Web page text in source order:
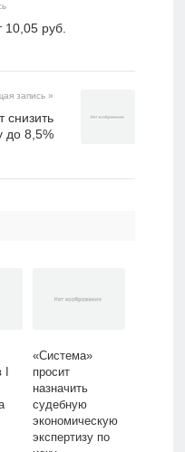
10,05 руб.
запись »
снизить
до 8,5%
«Система»
просит
назначить
судебную
экономическую
экспертизу по